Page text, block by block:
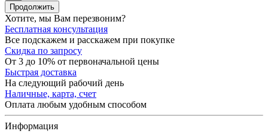
Продолжить
Хотите, мы Вам перезвоним?
Бесплатная консультация
Все подскажем и расскажем при покупке
Скидка по запросу
От 3 до 10% от первоначальной цены
Быстрая доставка
На следующий рабочий день
Наличные, карта, счет
Оплата любым удобным способом
Информация